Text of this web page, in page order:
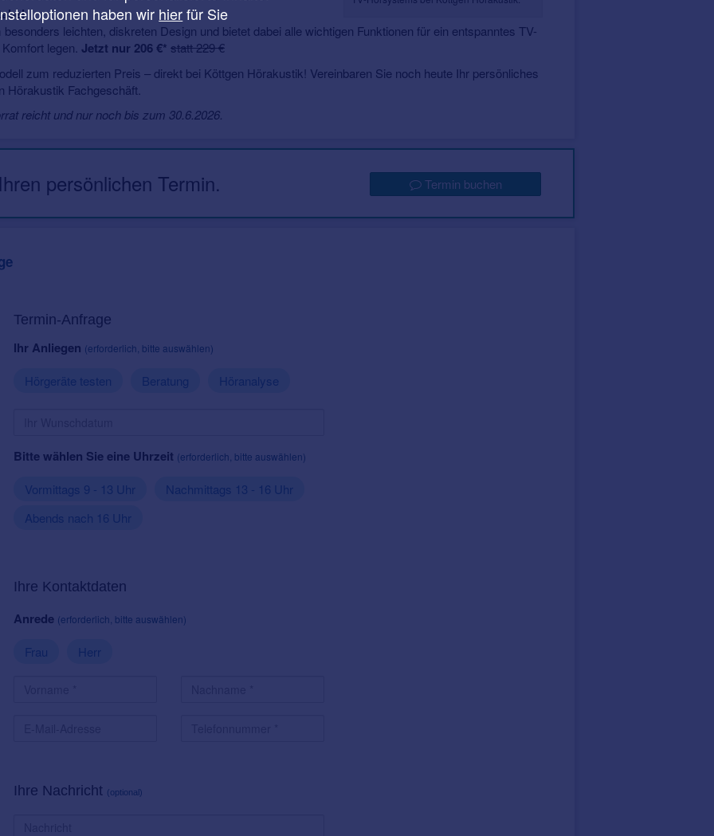
leichten, diskreten Design und bietet dabei alle wichtigen Funktionen für ein entspanntes TV-
legen. Jetzt nur 206 €* statt 229 €
zum reduzierten Preis – direkt bei Köttgen Hörakustik! Vereinbaren Sie noch heute Ihr persönliches
Hörakustik Fachgeschäft.
reicht und nur noch bis zum 30.6.2026.
persönlichen Termin. Termin buchen
Termin-Anfrage
Ihr Anliegen (erforderlich, bitte auswählen)
Hörgeräte testen Beratung Höranalyse
Bitte wählen Sie eine Uhrzeit (erforderlich, bitte auswählen)
Vormittags 9 - 13 Uhr
Nachmittags 13 - 16 Uhr
Abends nach 16 Uhr
Ihre Kontaktdaten
Anrede (erforderlich, bitte auswählen)
Frau Herr
Ihre Nachricht (optional)
haben wir hierfür Sie